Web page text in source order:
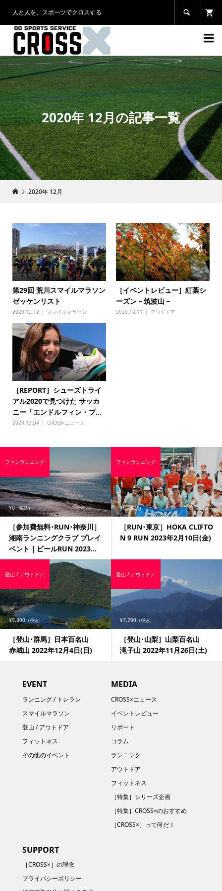
人と人を、スポーツでクロスする 

2020年 12月の記事一覧
2020年 12月
第29回 荒川スマイルマラソン
ゼッケンリスト
2020.12.12 スマイルマラソン
［イベントレビュー］紅葉シ
ーズン－筑波山－
2020.12.11 アウトドア
［REPORT］シューズトライ
アル2020で見つけた サッカ
ニー「エンドルフィン・プ...
2020.12.04 CROSS×ニュース
¥0（税込）
［参加費無料･RUN･神奈川］
湘南ランニングクラブ プレイ
ベント｜ビールRUN 2023...
ファンランニング
¥0（税込）
［RUN･東京］HOKA CLIFTO
N 9 RUN 2023年2月10日(金)
ファンランニング
¥9,800 （税込）
［登山･群馬］日本百名山
赤城山 2022年12月4日(日)
登山 / アウトドア
¥7,700 （税込）
［登山･山梨］山梨百名山
滝子山 2022年11月26日(土)
登山 / アウトドア
EVENT
ランニング / トレラン
スマイルマラソン
登山 / アウトドア
フィットネス
その他のイベント
MEDIA
CROSS×ニュース
イベントレビュー
リポート
コラム
ランニング
アウトドア
フィットネス
［特集］シリーズ企画
［特集］CROSS×のおすすめ
［CROSS×］って何だ！
SUPPORT
［CROSS×］の理念
プライバシーポリシー